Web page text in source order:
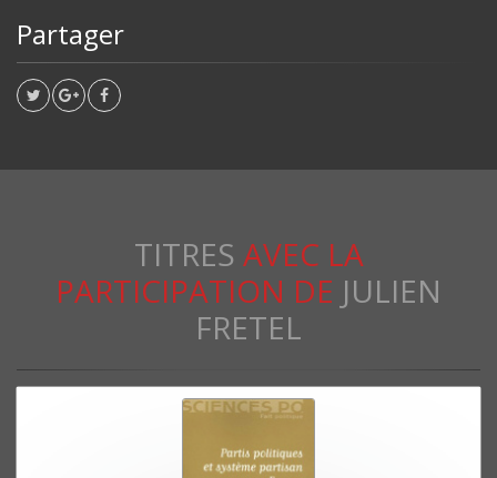
Partager
TITRES AVEC LA
PARTICIPATION DE JULIEN
FRETEL